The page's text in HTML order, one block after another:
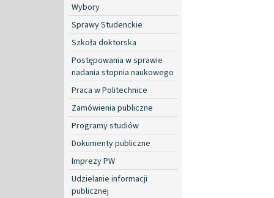
Wybory
Sprawy Studenckie
Szkoła doktorska
Postępowania w sprawie
nadania stopnia naukowego
Praca w Politechnice
Zamówienia publiczne
Programy studiów
Dokumenty publiczne
Imprezy PW
Udzielanie informacji
publicznej